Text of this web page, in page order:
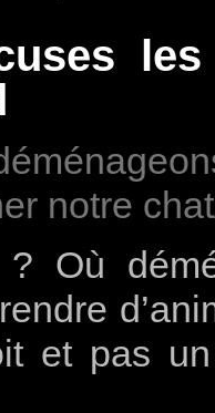
notre
? Où
et pas